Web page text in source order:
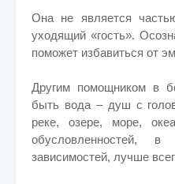
Она не является
уходящий «гость».
поможет избавиться от
Другим помощником в
быть вода – душ с
реке, озере, море,
зависимостей, лучше